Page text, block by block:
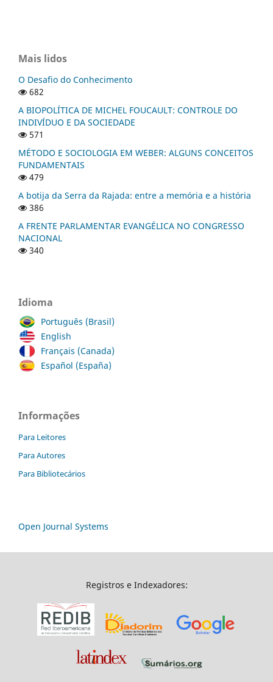
Mais lidos
O Desafio do Conhecimento
682
A BIOPOLÍTICA DE MICHEL FOUCAULT: CONTROLE DO
INDIVÍDUO E DA SOCIEDADE
571
MÉTODO E SOCIOLOGIA EM WEBER: ALGUNS CONCEITOS
FUNDAMENTAIS
479
A botija da Serra da Rajada: entre a memória e a história
386
A FRENTE PARLAMENTAR EVANGÉLICA NO CONGRESSO
NACIONAL
340
Idioma
Português (Brasil)
English
Français (Canada)
Español (España)
Informações
Para Leitores
Para Autores
Para Bibliotecários
Open Journal Systems
Registros e Indexadores: